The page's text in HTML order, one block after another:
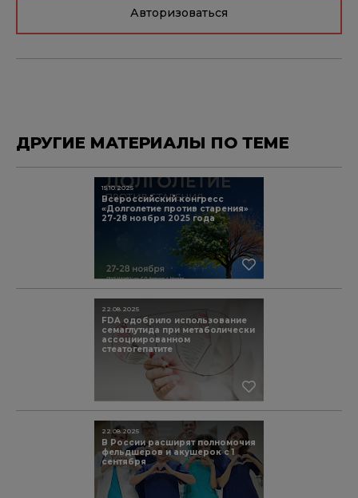
Авторизоваться
ДРУГИЕ МАТЕРИАЛЫ ПО ТЕМЕ
Всероссийский конгресс
«Долголетие против старения»
27-28 ноября 2025 года
15.10.2025
FDA одобрило использование
семаглутида при метаболически
ассоциированном
стеатогепатите
22.08.2025
В России расширят полномочия
фельдшеров и акушерок с 1
сентября
22.08.2025